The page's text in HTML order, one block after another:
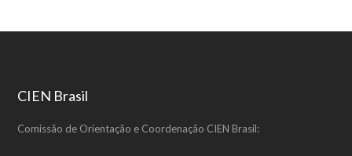
CIEN Brasil
Comissão de Orientação e Coordenação CIEN Brasil: